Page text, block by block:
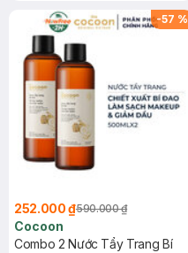
-57 %
252.000 ₫590.000 ₫
Cocoon
Combo 2 Nước Tẩy Trang Bí